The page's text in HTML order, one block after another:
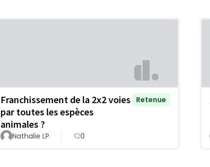
Franchissement de la 2x2 voies
par toutes les espèces
animales ?
Retenue
Nathalie LP 0